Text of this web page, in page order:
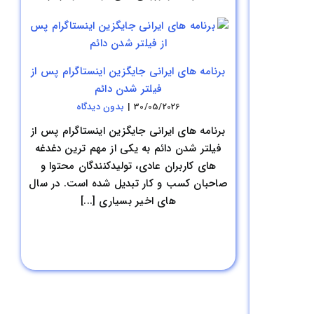
برنامه های ایرانی جایگزین اینستاگرام پس از
فیلتر شدن دائم
30/05/2026
| بدون ديدگاه
برنامه های ایرانی جایگزین اینستاگرام پس از
فیلتر شدن دائم به یکی از مهم ترین دغدغه
های کاربران عادی، تولیدکنندگان محتوا و
صاحبان کسب و کار تبدیل شده است. در سال
های اخیر بسیاری [...]